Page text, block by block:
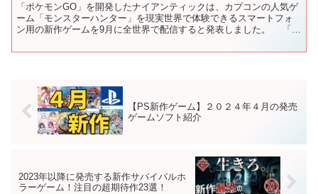
「ポケモンGO」を開発したナイアンティックは、カプコンの人気ゲ
ーム「モンスターハンター」を現実世界で体験できるスマートフォ
ン用の新作ゲームを9月に全世界で配信すると発表しました。 「モ
【PS新作ゲーム】２０２４年４月の発売
ゲームソフト紹介
2023年以降に発売する新作サバイバルホ
ラーゲーム！注目の超期待作23選！